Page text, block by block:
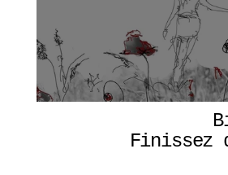
Finissez